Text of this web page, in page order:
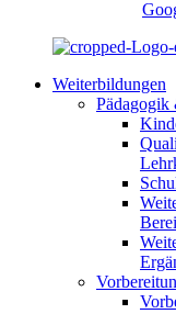
Weiterbildungen
Pädagogik